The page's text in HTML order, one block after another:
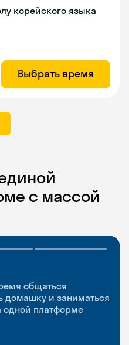
корейского языка
Выбрать время
с массой
общаться
домашку и заниматься
одной платформе
новые слова где
практики
с преподавателями